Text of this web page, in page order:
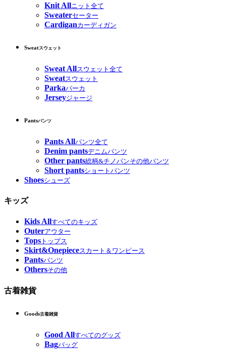
Knit Allニット全て
Sweaterセーター
Cardiganカーディガン
Sweatスウェット
Sweat Allスウェット全て
Sweatスウェット
Parkaパーカ
Jerseyジャージ
Pantsパンツ
Pants Allパンツ全て
Denim pantsデニムパンツ
Other pants総柄&チノパンその他パンツ
Short pantsショートパンツ
Shoesシューズ
キッズ
Kids Allすべてのキッズ
Outerアウター
Tops トップス
Skirt&Onepieceスカート＆ワンピース
Pantsパンツ
Othersその他
古着雑貨
Goods古着雑貨
Good Allすべてのグッズ
Bagバッグ